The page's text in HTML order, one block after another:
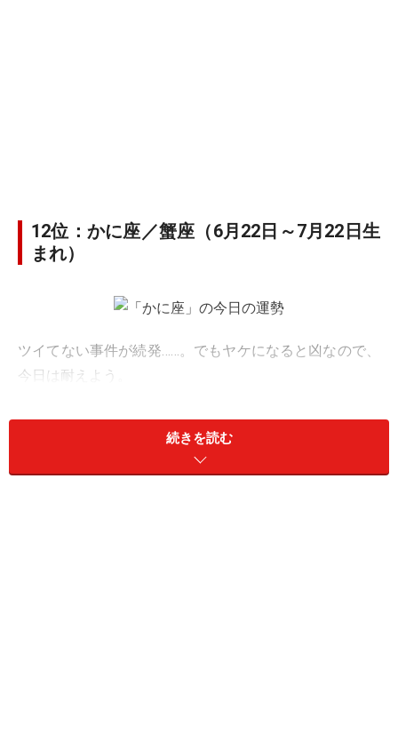
12位：かに座／蟹座（6月22日～7月22日生
まれ）
ツイてない事件が続発……。でもヤケになると凶なので、
今日は耐えよう。
11位：うお座／魚座（2月19日～3月20日生
続きを読む